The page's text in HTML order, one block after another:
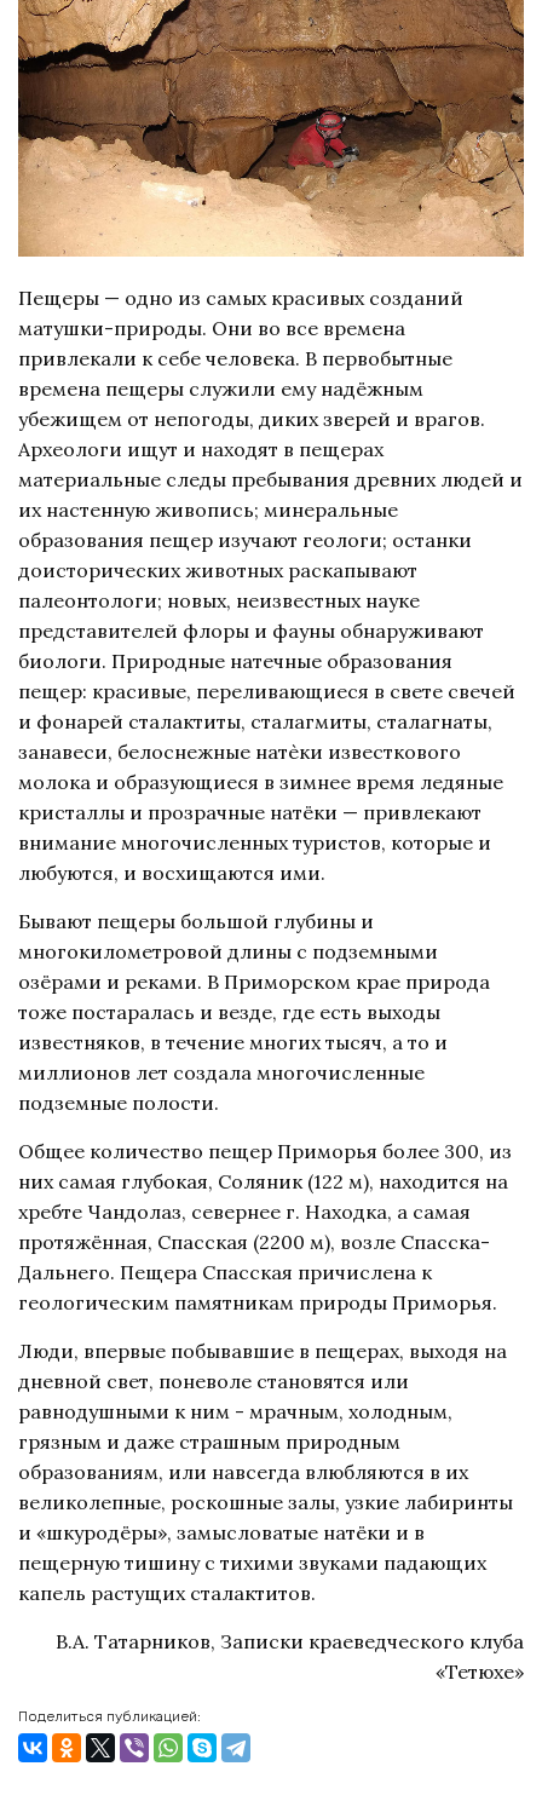
Пещеры — одно из самых красивых созданий
матушки-природы. Они во все времена
привлекали к себе человека. В первобытные
времена пещеры служили ему надёжным
убежищем от непогоды, диких зверей и врагов.
Археологи ищут и находят в пещерах
материальные следы пребывания древних людей и
их настенную живопись; минеральные
образования пещер изучают геологи; останки
доисторических животных раскапывают
палеонтологи; новых, неизвестных науке
представителей флоры и фауны обнаруживают
биологи. Природные натечные образования
пещер: красивые, переливающиеся в свете свечей
и фонарей сталактиты, сталагмиты, сталагнаты,
занавеси, белоснежные натѐки известкового
молока и образующиеся в зимнее время ледяные
кристаллы и прозрачные натёки — привлекают
внимание многочисленных туристов, которые и
любуются, и восхищаются ими.
Бывают пещеры большой глубины и
многокилометровой длины с подземными
озёрами и реками. В Приморском крае природа
тоже постаралась и везде, где есть выходы
известняков, в течение многих тысяч, а то и
миллионов лет создала многочисленные
подземные полости.
Общее количество пещер Приморья более 300, из
них самая глубокая, Соляник (122 м), находится на
хребте Чандолаз, севернее г. Находка, а самая
протяжённая, Спасская (2200 м), возле Спасска-
Дальнего. Пещера Спасская причислена к
геологическим памятникам природы Приморья.
Люди, впервые побывавшие в пещерах, выходя на
дневной свет, поневоле становятся или
равнодушными к ним - мрачным, холодным,
грязным и даже страшным природным
образованиям, или навсегда влюбляются в их
великолепные, роскошные залы, узкие лабиринты
и «шкуродёры», замысловатые натёки и в
пещерную тишину с тихими звуками падающих
капель растущих сталактитов.
В.А. Татарников, Записки краеведческого клуба
«Тетюхе»
Поделиться публикацией: